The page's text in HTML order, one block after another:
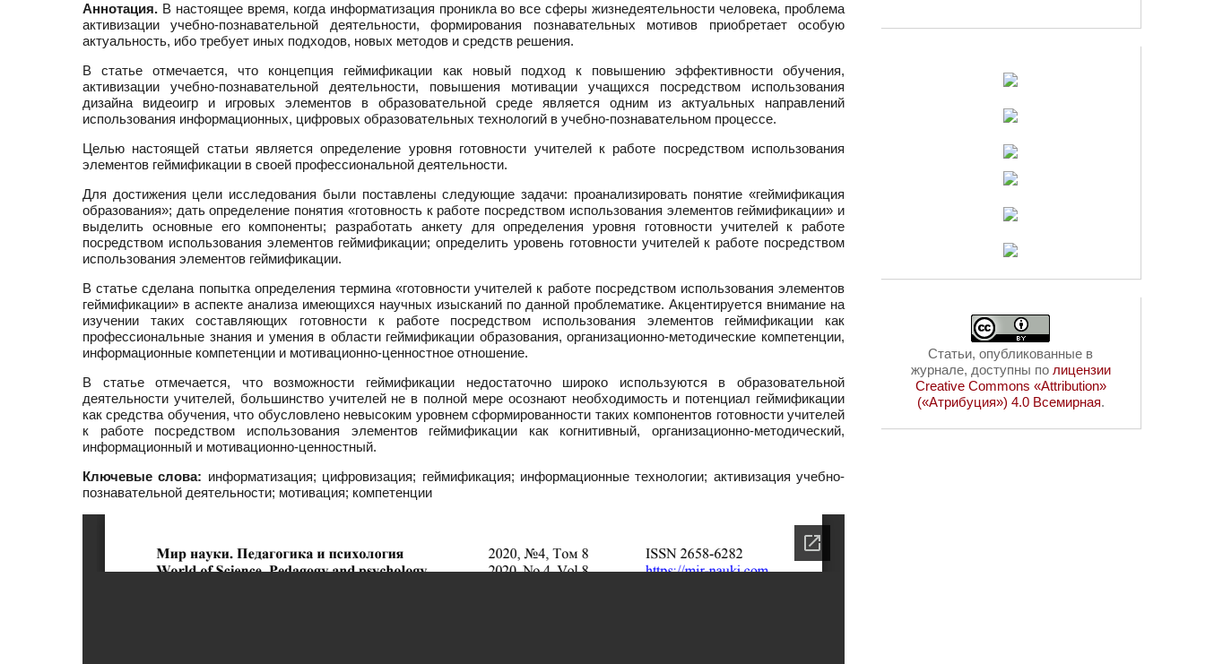
Аннотация. В настоящее время, когда информатизация проникла во все сферы жизнедеятельности человека, проблема
активизации учебно-познавательной деятельности, формирования познавательных мотивов приобретает особую
актуальность, ибо требует иных подходов, новых методов и средств решения.
В статье отмечается, что концепция геймификации как новый подход к повышению эффективности обучения,
активизации учебно-познавательной деятельности, повышения мотивации учащихся посредством использования
дизайна видеоигр и игровых элементов в образовательной среде является одним из актуальных направлений
использования информационных, цифровых образовательных технологий в учебно-познавательном процессе.
Целью настоящей статьи является определение уровня готовности учителей к работе посредством использования
элементов геймификации в своей профессиональной деятельности.
Для достижения цели исследования были поставлены следующие задачи: проанализировать понятие «геймификация
образования»; дать определение понятия «готовность к работе посредством использования элементов геймификации» и
выделить основные его компоненты; разработать анкету для определения уровня готовности учителей к работе
посредством использования элементов геймификации; определить уровень готовности учителей к работе посредством
использования элементов геймификации.
В статье сделана попытка определения термина «готовности учителей к работе посредством использования элементов
геймификации» в аспекте анализа имеющихся научных изысканий по данной проблематике. Акцентируется внимание на
изучении таких составляющих готовности к работе посредством использования элементов геймификации как
профессиональные знания и умения в области геймификации образования, организационно-методические компетенции,
информационные компетенции и мотивационно-ценностное отношение.
В статье отмечается, что возможности геймификации недостаточно широко используются в образовательной
деятельности учителей, большинство учителей не в полной мере осознают необходимость и потенциал геймификации
как средства обучения, что обусловлено невысоким уровнем сформированности таких компонентов готовности учителей
к работе посредством использования элементов геймификации как когнитивный, организационно-методический,
информационный и мотивационно-ценностный.
Ключевые слова: информатизация; цифровизация; геймификация; информационные технологии; активизация учебно-
познавательной деятельности; мотивация; компетенции
Статьи, опубликованные в
журнале, доступны по лицензии
Creative Commons «Attribution»
(«Атрибуция») 4.0 Всемирная.